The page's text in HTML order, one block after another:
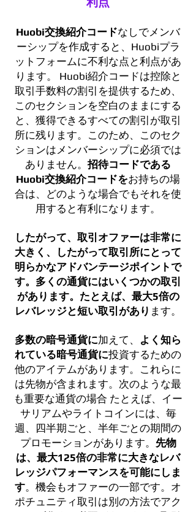
Huobi交換紹介コードなしでメンバ
ーシップを作成すると、Huobiプラ
ットフォームに不利な点と利点があ
ります。 Huobi紹介コードは控除と
取引手数料の割引を提供するため、
このセクションを空白のままにする
と、獲得できるすべての割引が取引
所に残ります。このため、このセク
ションはメンバーシップに必須では
ありません。 招待コードである
Huobi交換紹介コードをお持ちの場
合は、どのような場合でもそれを使
用すると有利になります。
したがって、取引オファーは非常に
大きく、したがって取引所にとって
明らかなアドバンテージポイントで
す。多くの通貨にはいくつかの取引
があります。たとえば、最大5倍の
レバレッジと短い取引があり ます。
多数の暗号通貨に加えて、 よく知ら
れている暗号通貨に投資するための
他のアイテムがあります。これらに
は先物が含まれます。次のような最
も重要な通貨の場合 たとえば、イー
サリアムやライトコインには、毎
週、四半期ごと、半年ごとの期間の
プロモーションがあります。 先物
は、最大125倍の非常に大きなレバ
レッジパフォーマンスを可能にしま
す。機会もオファーの一部です。オ
ポチュニティ取引は別の方法でアク